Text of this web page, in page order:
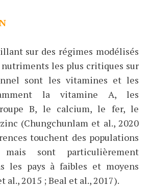
sur des régimes modélisés
les plus critiques sur
sont les vitamines et les
la vitamine A, les
B, le calcium, le fer, le
(Chungchunlam et al., 2020
touchent des populations
sont particulièrement
les pays à faibles et moyens
al., 2015 ; Beal et al., 2017).